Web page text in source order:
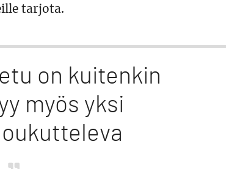
tarjota.
on kuitenkin
myös yksi